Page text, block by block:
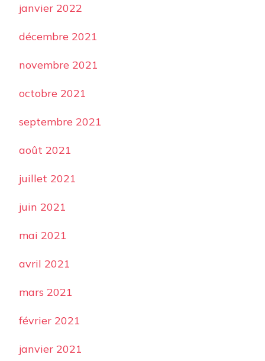
janvier 2022
décembre 2021
novembre 2021
octobre 2021
septembre 2021
août 2021
juillet 2021
juin 2021
mai 2021
avril 2021
mars 2021
février 2021
janvier 2021